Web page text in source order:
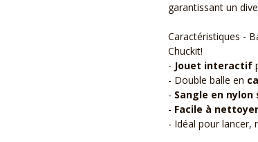
garantissant un
Caractéristiques -
Chuckit!
- Jouet interactif
- Double balle en
- Sangle en nylon
- Facile à nettoyer
- Idéal pour lancer,